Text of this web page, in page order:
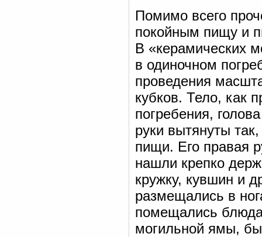
Помимо всего
покойным пищу и
В «керамических
в одиночном
проведения
кубков. Тело, как
погребения,
руки вытянуты
пищи. Его правая
нашли крепко
кружку, кувшин и
размещались в
помещались
могильной ямы,